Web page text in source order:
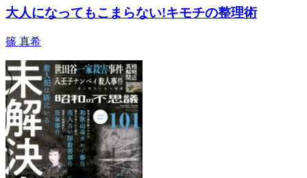
大人になってもこまらない!キモチの整理術
篠 真希